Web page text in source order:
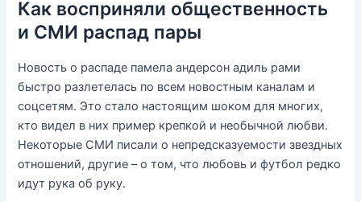
Как восприняли общественность
и СМИ распад пары
Новость о распаде памела андерсон адиль рами
быстро разлетелась по всем новостным каналам и
соцсетям. Это стало настоящим шоком для многих,
кто видел в них пример крепкой и необычной любви.
Некоторые СМИ писали о непредсказуемости звездных
отношений, другие – о том, что любовь и футбол редко
идут рука об руку.